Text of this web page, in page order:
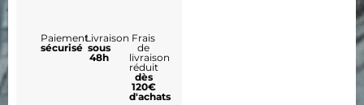
Paiement
sécurisé
Livraison
sous
48h
Frais
de
livraison
réduit
dès
120€
d'achats